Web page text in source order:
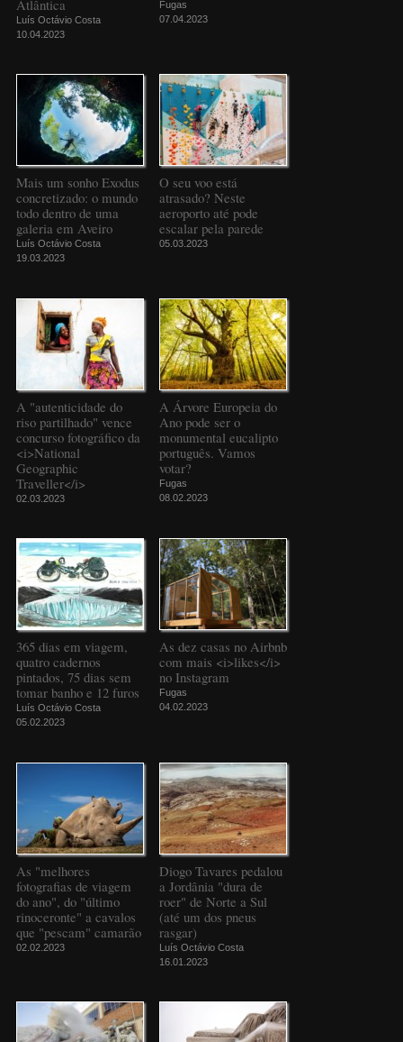
Atlântica
Luís Octávio Costa
10.04.2023
Fugas
07.04.2023
Mais um sonho Exodus
concretizado: o mundo
todo dentro de uma
galeria em Aveiro
Luís Octávio Costa
19.03.2023
O seu voo está
atrasado? Neste
aeroporto até pode
escalar pela parede
05.03.2023
A "autenticidade do
riso partilhado" vence
concurso fotográfico da
<i>National
Geographic
Traveller</i>
02.03.2023
A Árvore Europeia do
Ano pode ser o
monumental eucalipto
português. Vamos
votar?
Fugas
08.02.2023
365 dias em viagem,
quatro cadernos
pintados, 75 dias sem
tomar banho e 12 furos
Luís Octávio Costa
05.02.2023
As dez casas no Airbnb
com mais <i>likes</i>
no Instagram
Fugas
04.02.2023
As "melhores
fotografias de viagem
do ano", do "último
rinoceronte" a cavalos
que "pescam" camarão
02.02.2023
Diogo Tavares pedalou
a Jordânia "dura de
roer" de Norte a Sul
(até um dos pneus
rasgar)
Luís Octávio Costa
16.01.2023